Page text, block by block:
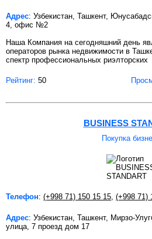
Адрес: Узбекистан, Ташкент,
4, офис №2
Наша Компания на сегодняшний день
операторов рынка недвижимости в
спектр профессиональных риэлторских
Рейтинг: 50
BUSINESS
Покупка
Телефон: (+998 71) 150 15 15, (+998 71)
Адрес: Узбекистан, Ташкент, Мирзо-
улица, 7 проезд дом 17